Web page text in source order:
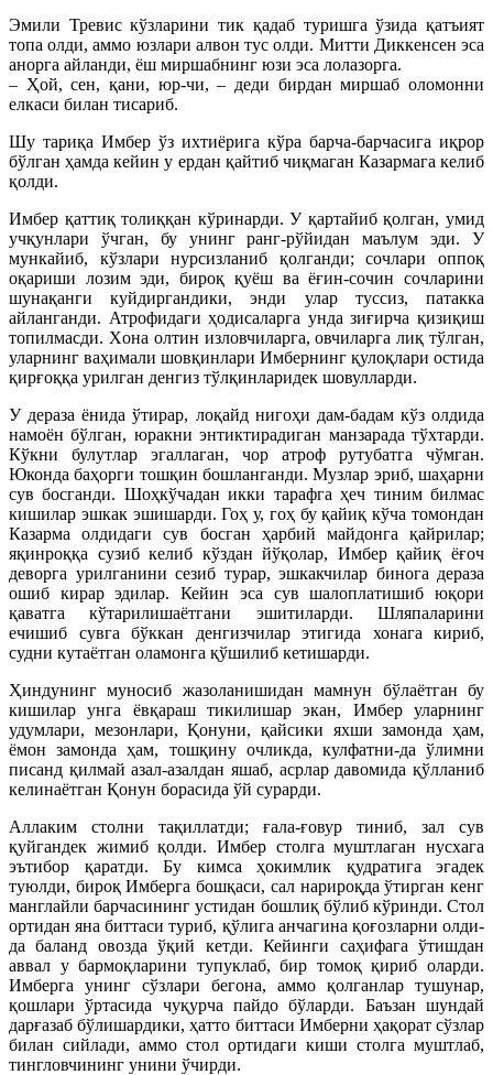
Эмили Тревис кўзларини тик қадаб туришга ўзида қатъият
топа олди, аммо юзлари алвон тус олди. Митти Диккенсен эса
анорга айланди, ёш миршабнинг юзи эса лолазорга.
– Ҳой, сен, қани, юр-чи, – деди бирдан миршаб оломонни
елкаси билан тисариб.
Шу тариқа Имбер ўз ихтиёрига кўра барча-барчасига иқрор
бўлган ҳамда кейин у ердан қайтиб чиқмаган Казармага келиб
қолди.
Имбер қаттиқ толиққан кўринарди. У қартайиб қолган, умид
учқунлари ўчган, бу унинг ранг-рўйидан маълум эди. У
мункайиб, кўзлари нурсизланиб қолганди; сочлари оппоқ
оқариши лозим эди, бироқ қуёш ва ёғин-сочин сочларини
шунақанги куйдиргандики, энди улар туссиз, патакка
айланганди. Атрофидаги ҳодисаларга унда зиғирча қизиқиш
топилмасди. Xона олтин изловчиларга, овчиларга лиқ тўлган,
уларнинг ваҳимали шовқинлари Имбернинг қулоқлари остида
қирғоққа урилган денгиз тўлқинларидек шовулларди.
У дераза ёнида ўтирар, лоқайд нигоҳи дам-бадам кўз олдида
намоён бўлган, юракни энтиктирадиган манзарада тўхтарди.
Кўкни булутлар эгаллаган, чор атроф рутубатга чўмган.
Юконда баҳорги тошқин бошланганди. Музлар эриб, шаҳарни
сув босганди. Шоҳкўчадан икки тарафга ҳеч тиним билмас
кишилар эшкак эшишарди. Гоҳ у, гоҳ бу қайиқ кўча томондан
Казарма олдидаги сув босган ҳарбий майдонга қайрилар;
яқинроққа сузиб келиб кўздан йўқолар, Имбер қайиқ ёғоч
деворга урилганини сезиб турар, эшкакчилар бинога дераза
ошиб кирар эдилар. Кейин эса сув шалоплатишиб юқори
қаватга кўтарилишаётгани эшитиларди. Шляпаларини
ечишиб сувга бўккан денгизчилар этигида хонага кириб,
судни кутаётган оламонга қўшилиб кетишарди.
Ҳиндунинг муносиб жазоланишидан мамнун бўлаётган бу
кишилар унга ёвқараш тикилишар экан, Имбер уларнинг
удумлари, мезонлари, Қонуни, қайсики яхши замонда ҳам,
ёмон замонда ҳам, тошқину очликда, кулфатни-да ўлимни
писанд қилмай азал-азалдан яшаб, асрлар давомида қўлланиб
келинаётган Қонун борасида ўй сурарди.
Аллаким столни тақиллатди; ғала-ғовур тиниб, зал сув
қуйгандек жимиб қолди. Имбер столга муштлаган нусхага
эътибор қаратди. Бу кимса ҳокимлик қудратига эгадек
туюлди, бироқ Имберга бошқаси, сал нарироқда ўтирган кенг
манглайли барчасининг устидан бошлиқ бўлиб кўринди. Стол
ортидан яна биттаси туриб, қўлига анчагина қоғозларни олди-
да баланд овозда ўқий кетди. Кейинги саҳифага ўтишдан
аввал у бармоқларини тупуклаб, бир томоқ қириб оларди.
Имберга унинг сўзлари бегона, аммо қолганлар тушунар,
қошлари ўртасида чуқурча пайдо бўларди. Баъзан шундай
дарғазаб бўлишардики, ҳатто биттаси Имберни ҳақорат сўзлар
билан сийлади, аммо стол ортидаги киши столга муштлаб,
тингловчининг унини ўчирди.